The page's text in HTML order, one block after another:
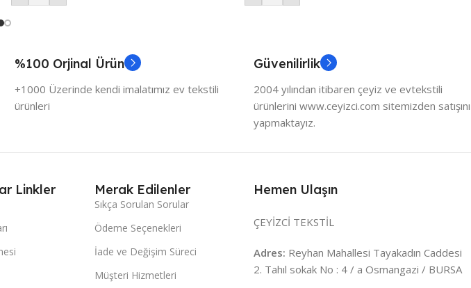
%100 Orjinal Ürün
+1000 Üzerinde kendi imalatımız ev tekstili
ürünleri
Güvenilirlik
2004 yılından itibaren çeyiz ve evtekstili
ürünlerini www.ceyizci.com sitemizden satışını
yapmaktayız.
Linkler Merak Edilenler
Sıkça Sorulan Sorular
Ödeme Seçenekleri
İade ve Değişim Süreci
Müşteri Hizmetleri
Hemen Ulaşın
ÇEYİZCİ TEKSTİL
Adres: Reyhan Mahallesi Tayakadın Caddesi
2. Tahıl sokak No : 4 / a Osmangazi / BURSA